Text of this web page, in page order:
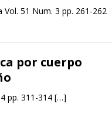
Vol. 51 Num. 3 pp. 261-262
por cuerpo
pp. 311-314 […]